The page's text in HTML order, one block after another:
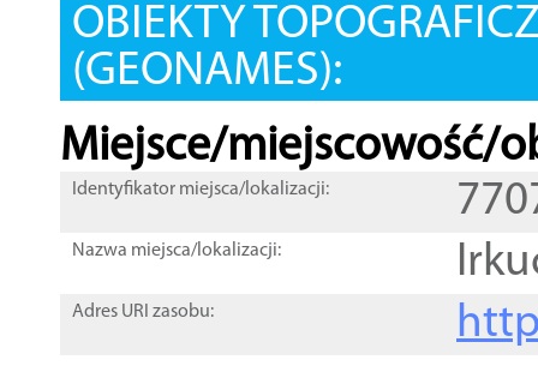
OBIEKTY
(GEONAMES):
Miejsce/miejscowość/
Identyfikator miejsca/lokalizacji:
Nazwa miejsca/lokalizacji:
Adres URI zasobu: